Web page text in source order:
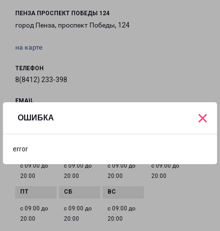
ОШИБКА
error
×
ПЕНЗА ПРОСПЕКТ ПОБЕДЫ 124
город Пенза, проспект Победы, 124
на карте
ТЕЛЕФОН
8(8412) 233-398
EMAIL
ГРАФИК РАБОТЫ
с 09:00 до
20:00
с 09:00 до
20:00
с 09:00 до
20:00
с 09:00 до
20:00
с 09:00 до
20:00
с 09:00 до
20:00
с 09:00 до
20:00